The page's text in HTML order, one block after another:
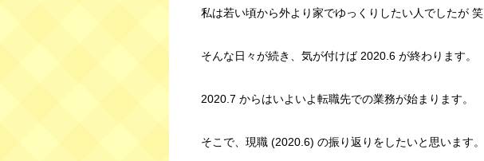
私は若い頃から外より家でゆっくりしたい人でしたが 笑
そんな日々が続き、気が付けば 2020.6 が終わります。
2020.7 からはいよいよ転職先での業務が始まります。
そこで、現職 (2020.6) の振り返りをしたいと思います。